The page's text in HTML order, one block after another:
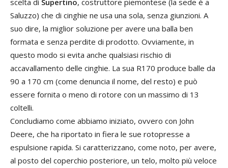
scelta di Supertino, costruttore piemontese (la sede è a
Saluzzo) che di cinghie ne usa una sola, senza giunzioni. A
suo dire, la miglior soluzione per avere una balla ben
formata e senza perdite di prodotto. Ovviamente, in
questo modo si evita anche qualsiasi rischio di
accavallamento delle cinghie. La sua R170 produce balle da
90 a 170 cm (come denuncia il nome, del resto) e può
essere fornita o meno di rotore con un massimo di 13
coltelli.
Concludiamo come abbiamo iniziato, ovvero con John
Deere, che ha riportato in fiera le sue rotopresse a
espulsione rapida. Si caratterizzano, come noto, per avere,
al posto del coperchio posteriore, un telo, molto più veloce